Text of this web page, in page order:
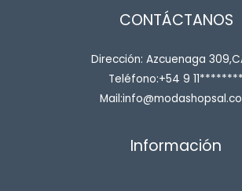
CONTÁCTANOS
Dirección: Azcuenaga
Teléfono:+54 9 11********
Información